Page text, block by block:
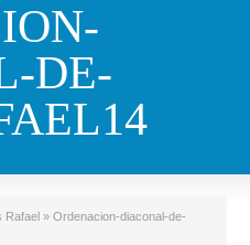
DE-
Rafael » Ordenacion-diaconal-de-